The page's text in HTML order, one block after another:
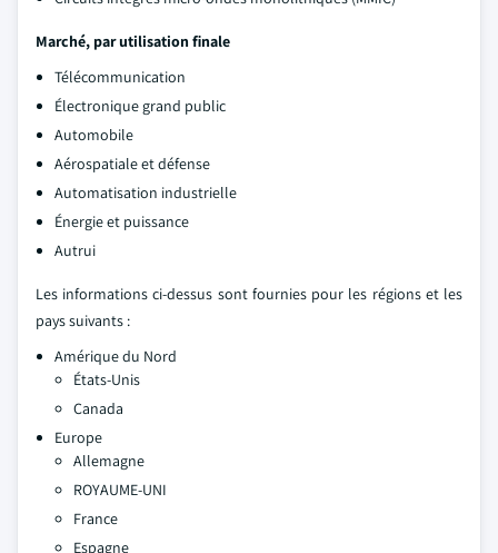
Marché, par utilisation finale
Télécommunication
Électronique grand public
Automobile
Aérospatiale et défense
Automatisation industrielle
Énergie et puissance
Autrui
Les informations ci-dessus sont fournies pour les régions et les
pays suivants :
Amérique du Nord
États-Unis
Canada
Europe
Allemagne
ROYAUME-UNI
France
Espagne